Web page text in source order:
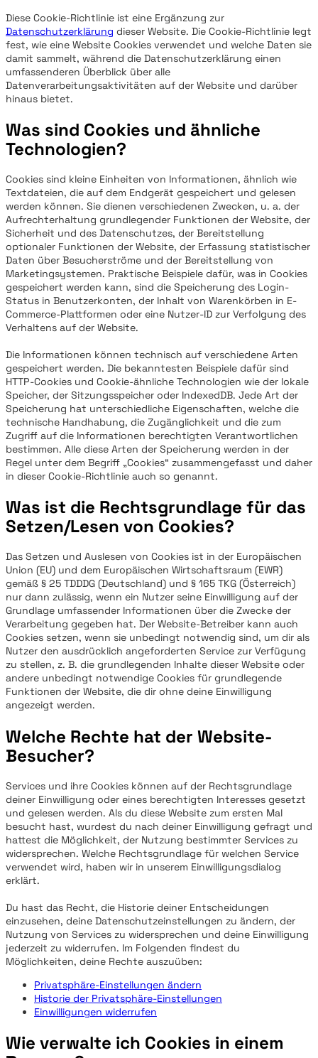
Diese Cookie-Richtlinie ist eine Ergänzung zur
Datenschutzerklärung dieser Website. Die Cookie-Richtlinie legt
fest, wie eine Website Cookies verwendet und welche Daten sie
damit sammelt, während die Datenschutzerklärung einen
umfassenderen Überblick über alle
Datenverarbeitungsaktivitäten auf der Website und darüber
hinaus bietet.
Was sind Cookies und ähnliche
Technologien?
Cookies sind kleine Einheiten von Informationen, ähnlich wie
Textdateien, die auf dem Endgerät gespeichert und gelesen
werden können. Sie dienen verschiedenen Zwecken, u. a. der
Aufrechterhaltung grundlegender Funktionen der Website, der
Sicherheit und des Datenschutzes, der Bereitstellung
optionaler Funktionen der Website, der Erfassung statistischer
Daten über Besucherströme und der Bereitstellung von
Marketingsystemen. Praktische Beispiele dafür, was in Cookies
gespeichert werden kann, sind die Speicherung des Login-
Status in Benutzerkonten, der Inhalt von Warenkörben in E-
Commerce-Plattformen oder eine Nutzer-ID zur Verfolgung des
Verhaltens auf der Website.
Die Informationen können technisch auf verschiedene Arten
gespeichert werden. Die bekanntesten Beispiele dafür sind
HTTP-Cookies und Cookie-ähnliche Technologien wie der lokale
Speicher, der Sitzungsspeicher oder IndexedDB. Jede Art der
Speicherung hat unterschiedliche Eigenschaften, welche die
technische Handhabung, die Zugänglichkeit und die zum
Zugriff auf die Informationen berechtigten Verantwortlichen
bestimmen. Alle diese Arten der Speicherung werden in der
Regel unter dem Begriff „Cookies“ zusammengefasst und daher
in dieser Cookie-Richtlinie auch so genannt.
Was ist die Rechtsgrundlage für das
Setzen/Lesen von Cookies?
Das Setzen und Auslesen von Cookies ist in der Europäischen
Union (EU) und dem Europäischen Wirtschaftsraum (EWR)
gemäß § 25 TDDDG (Deutschland) und § 165 TKG (Österreich)
nur dann zulässig, wenn ein Nutzer seine Einwilligung auf der
Grundlage umfassender Informationen über die Zwecke der
Verarbeitung gegeben hat. Der Website-Betreiber kann auch
Cookies setzen, wenn sie unbedingt notwendig sind, um dir als
Nutzer den ausdrücklich angeforderten Service zur Verfügung
zu stellen, z. B. die grundlegenden Inhalte dieser Website oder
andere unbedingt notwendige Cookies für grundlegende
Funktionen der Website, die dir ohne deine Einwilligung
angezeigt werden.
Welche Rechte hat der Website-
Besucher?
Services und ihre Cookies können auf der Rechtsgrundlage
deiner Einwilligung oder eines berechtigten Interesses gesetzt
und gelesen werden. Als du diese Website zum ersten Mal
besucht hast, wurdest du nach deiner Einwilligung gefragt und
hattest die Möglichkeit, der Nutzung bestimmter Services zu
widersprechen. Welche Rechtsgrundlage für welchen Service
verwendet wird, haben wir in unserem Einwilligungsdialog
erklärt.
Du hast das Recht, die Historie deiner Entscheidungen
einzusehen, deine Datenschutzeinstellungen zu ändern, der
Nutzung von Services zu widersprechen und deine Einwilligung
jederzeit zu widerrufen. Im Folgenden findest du
Möglichkeiten, deine Rechte auszuüben:
Privatsphäre-Einstellungen ändern
Historie der Privatsphäre-Einstellungen
Einwilligungen widerrufen
Wie verwalte ich Cookies in einem